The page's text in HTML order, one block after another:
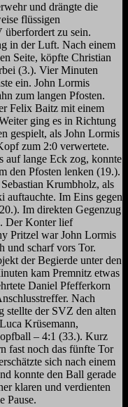
und drängte die
flüssigen
zu sein.
in der Luft. Nach einem
Seite, köpfte Christian
(3.). Vier Minuten
ein. John Lormis
zum langen Pfosten.
Felix Baitz mit einem
ging es in Richtung
gespielt, als John Lormis
zum 2:0 verwertete.
auf lange Eck zog, konnte
den Pfosten lenken (19.).
Krumbholz, als
Im Eins gegen
Im direkten Gegenzug
Der Konter lief
Pritzel war John Lormis
und scharf vors Tor.
der Begierde unter den
kam Premnitz etwas
Daniel Pfefferkorn
Nach
stellte der SVZ den alten
Krüsemann,
– 4:1 (33.). Kurz
fast noch das fünfte Tor
sich nach einem
konnte den Ball gerade
klaren und verdienten
Pause.